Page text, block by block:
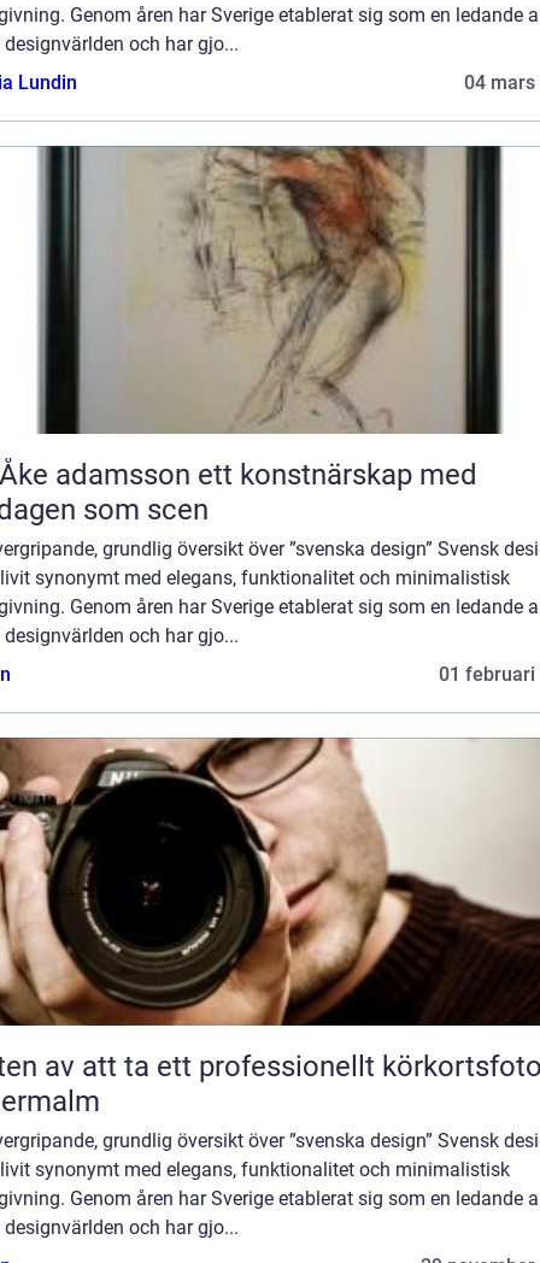
Genom åren har Sverige etablerat sig som en ledande
och har gjo...
Lundin
04 mars
ett konstnärskap med
som scen
grundlig översikt över ”svenska design” Svensk
synonymt med elegans, funktionalitet och minimalistisk
Genom åren har Sverige etablerat sig som en ledande
och har gjo...
01 februari
av att ta ett professionellt
grundlig översikt över ”svenska design” Svensk
synonymt med elegans, funktionalitet och minimalistisk
Genom åren har Sverige etablerat sig som en ledande
och har gjo...